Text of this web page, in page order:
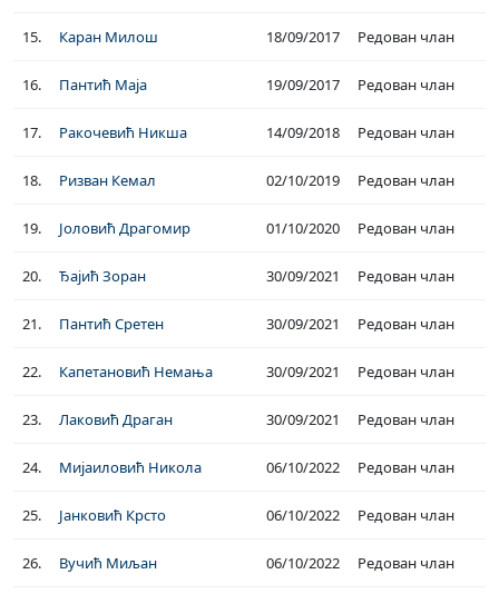
15. Каран Милош 18/09/2017 Редован члан
16. Пантић Маја 19/09/2017 Редован члан
17. Ракочевић Никша 14/09/2018 Редован члан
18. Ризван Кемал 02/10/2019 Редован члан
19. Јоловић Драгомир 01/10/2020 Редован члан
20. Ђајић Зоран 30/09/2021 Редован члан
21. Пантић Сретен 30/09/2021 Редован члан
22. Капетановић Немања 30/09/2021 Редован члан
23. Лаковић Драган 30/09/2021 Редован члан
24. Мијаиловић Никола 06/10/2022 Редован члан
25. Јанковић Крсто 06/10/2022 Редован члан
26. Вучић Миљан 06/10/2022 Редован члан